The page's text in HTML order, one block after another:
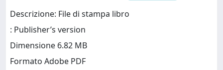
Descrizione: File di stampa libro
: Publisher’s version
Dimensione 6.82 MB
Formato Adobe PDF